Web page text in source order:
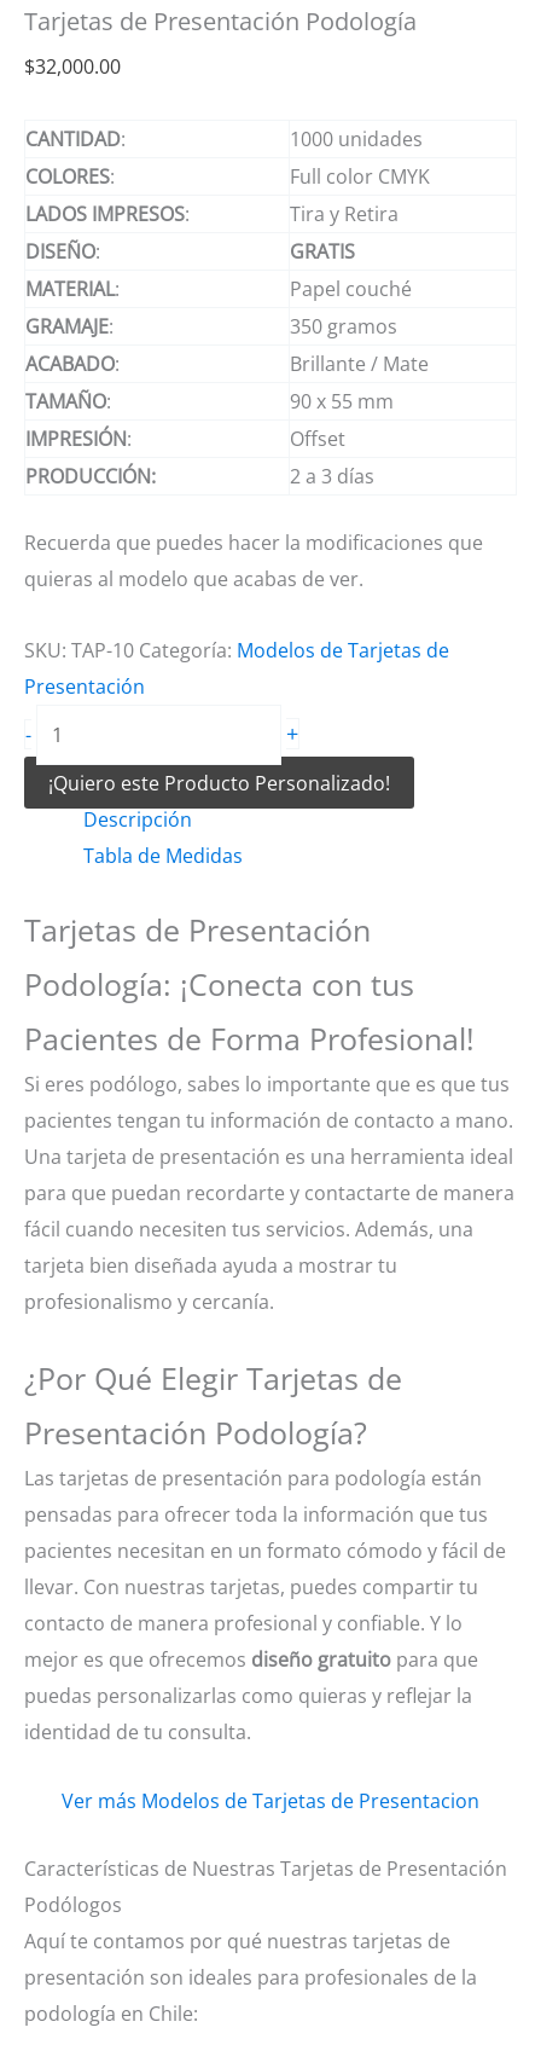
Tarjetas de Presentación Podología
$32,000.00
CANTIDAD:
1000 unidades
COLORES:
Full color CMYK
LADOS IMPRESOS:
Tira y Retira
DISEÑO:
GRATIS
MATERIAL:
Papel couché
GRAMAJE:
350 gramos
ACABADO:
Brillante / Mate
TAMAÑO:
90 x 55 mm
IMPRESIÓN:
Offset
PRODUCCIÓN:
2 a 3 días
Recuerda que puedes hacer la modificaciones que
quieras al modelo que acabas de ver.
SKU: TAP-10 Categoría: Modelos de Tarjetas de
Presentación
-
Tarjetas
de
Presentación
Podología
cantidad
+
¡Quiero este Producto Personalizado!
Descripción
Tabla de Medidas
Tarjetas de Presentación
Podología: ¡Conecta con tus
Pacientes de Forma Profesional!
Si eres podólogo, sabes lo importante que es que tus
pacientes tengan tu información de contacto a mano.
Una tarjeta de presentación es una herramienta ideal
para que puedan recordarte y contactarte de manera
fácil cuando necesiten tus servicios. Además, una
tarjeta bien diseñada ayuda a mostrar tu
profesionalismo y cercanía.
¿Por Qué Elegir Tarjetas de
Presentación Podología?
Las tarjetas de presentación para podología están
pensadas para ofrecer toda la información que tus
pacientes necesitan en un formato cómodo y fácil de
llevar. Con nuestras tarjetas, puedes compartir tu
contacto de manera profesional y confiable. Y lo
mejor es que ofrecemos diseño gratuito para que
puedas personalizarlas como quieras y reflejar la
identidad de tu consulta.
Ver más Modelos de Tarjetas de Presentacion
Características de Nuestras Tarjetas de Presentación
Podólogos
Aquí te contamos por qué nuestras tarjetas de
presentación son ideales para profesionales de la
podología en Chile: